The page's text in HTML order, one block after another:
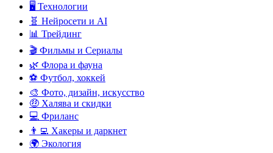
🖥️ Технологии
🧬 Нейросети и AI
📊 Трейдинг
🎬 Фильмы и Сериалы
🌿 Флора и фауна
⚽ Футбол, хоккей
🎨 Фото, дизайн, искусство
🤑 Халява и скидки
💻 Фриланс
👨‍💻 Хакеры и даркнет
🌍 Экология